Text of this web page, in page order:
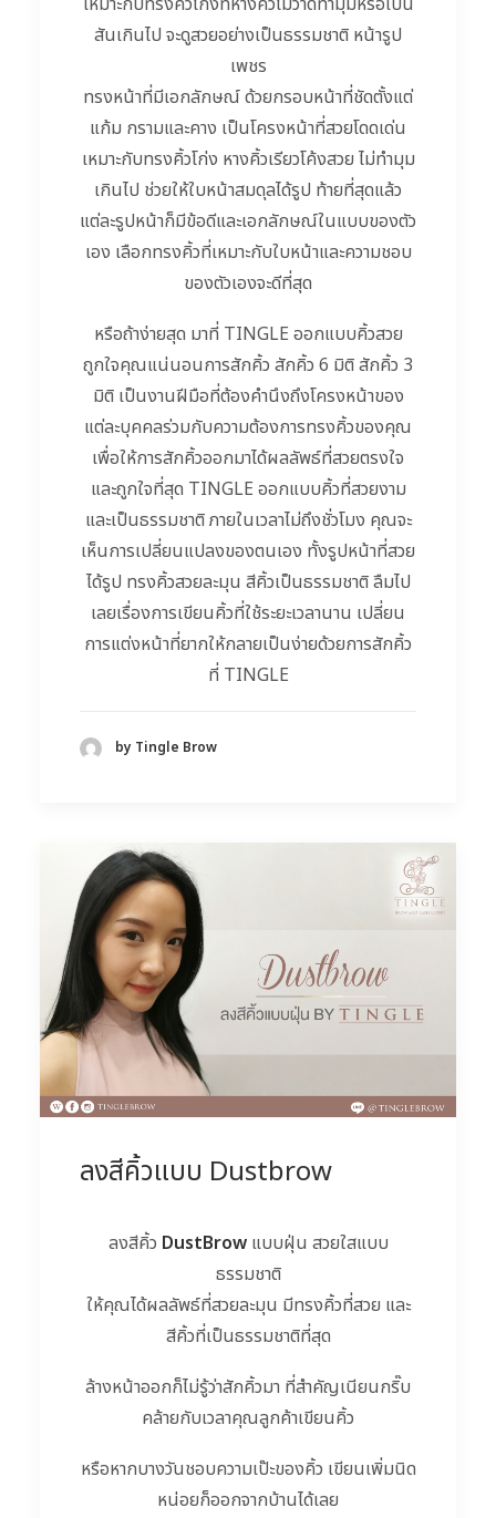
สันเกินไป จะดูสวยอย่างเป็นธรรมชาติ หน้ารูป
เพชร
ทรงหน้าที่มีเอกลักษณ์ ด้วยกรอบหน้าที่ชัดตั้งแต่
แก้ม กรามและคาง เป็นโครงหน้าที่สวยโดดเด่น
เหมาะกับทรงคิ้วโก่ง หางคิ้วเรียวโค้งสวย ไม่ทำมุม
เกินไป ช่วยให้ใบหน้าสมดุลได้รูป ท้ายที่สุดแล้ว
แต่ละรูปหน้าก็มีข้อดีและเอกลักษณ์ในแบบของตัว
เอง เลือกทรงคิ้วที่เหมาะกับใบหน้าและความชอบ
ของตัวเองจะดีที่สุด
หรือถ้าง่ายสุด มาที่ TINGLE ออกแบบคิ้วสวย
ถูกใจคุณแน่นอนการสักคิ้ว สักคิ้ว 6 มิติ สักคิ้ว 3
มิติ เป็นงานฝีมือที่ต้องคำนึงถึงโครงหน้าของ
แต่ละบุคคลร่วมกับความต้องการทรงคิ้วของคุณ
เพื่อให้การสักคิ้วออกมาได้ผลลัพธ์ที่สวยตรงใจ
และถูกใจที่สุด TINGLE ออกแบบคิ้วที่สวยงาม
และเป็นธรรมชาติ ภายในเวลาไม่ถึงชั่วโมง คุณจะ
เห็นการเปลี่ยนแปลงของตนเอง ทั้งรูปหน้าที่สวย
ได้รูป ทรงคิ้วสวยละมุน สีคิ้วเป็นธรรมชาติ ลืมไป
เลยเรื่องการเขียนคิ้วที่ใช้ระยะเวลานาน เปลี่ยน
การแต่งหน้าที่ยากให้กลายเป็นง่ายด้วยการสักคิ้ว
ที่ TINGLE
by Tingle Brow
ลงสีคิ้วแบบ Dustbrow
ลงสีคิ้ว DustBrowแบบฝุ่น สวยใสแบบ
ธรรมชาติ
ให้คุณได้ผลลัพธ์ที่สวยละมุน มีทรงคิ้วที่สวย และ
สีคิ้วที่เป็นธรรมชาติที่สุด
ล้างหน้าออกก็ไม่รู้ว่าสักคิ้วมา ที่สำคัญเนียนกริ๊บ
คล้ายกับเวลาคุณลูกค้าเขียนคิ้ว
หรือหากบางวันชอบความเป๊ะของคิ้ว เขียนเพิ่มนิด
หน่อยก็ออกจากบ้านได้เลย